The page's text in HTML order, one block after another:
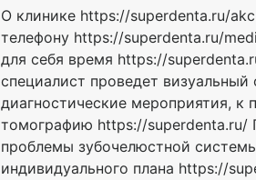
О клинике https://superdenta.ru/
телефону https://superdenta.ru/
для себя время https://
специалист проведет
диагностические мероприятия,
томографию https://superdenta.ru/
проблемы зубочелюстной
индивидуального плана https://